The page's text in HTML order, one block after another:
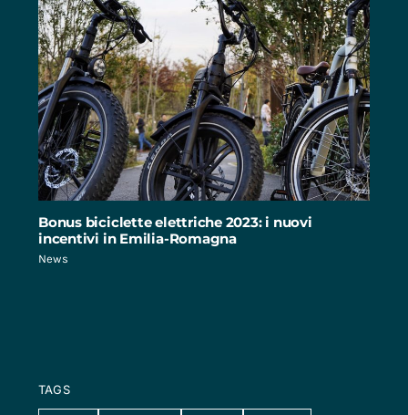
Bonus biciclette elettriche 2023: i nuovi
incentivi in Emilia-Romagna
News
TAGS